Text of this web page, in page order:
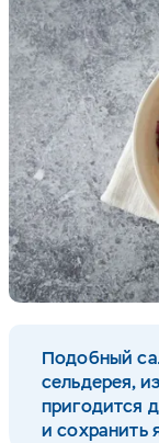
Подобный
сельдерея,
пригодится
и сохранить